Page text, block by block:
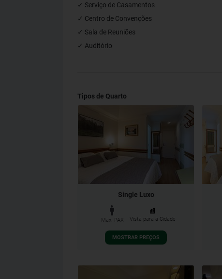
✓ Serviço de Casamentos
✓ Centro de Convenções
✓ Sala de Reuniões
✓ Auditório
Tipos de Quarto
Single Luxo
Max. PAX Vista para a Cidade
MOSTRAR PREÇOS